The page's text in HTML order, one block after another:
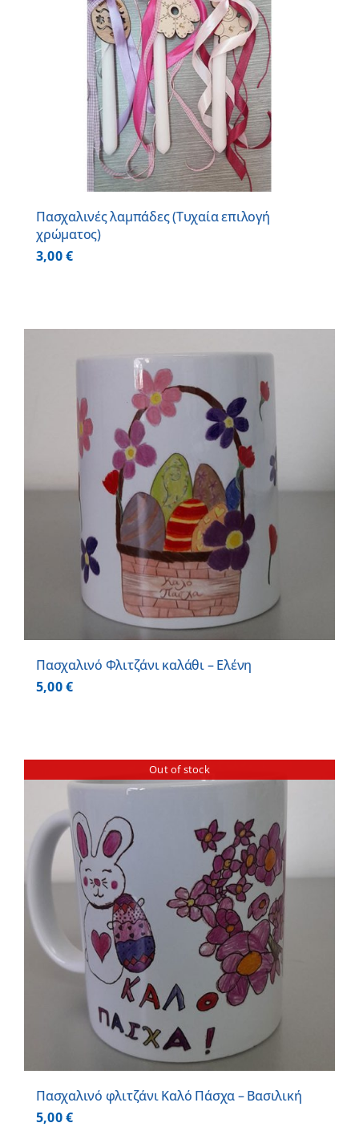
Πασχαλινές λαμπάδες (Τυχαία επιλογή
χρώματος)
3,00€
Πασχαλινό Φλιτζάνι καλάθι – Ελένη
5,00€
Out of stock
Πασχαλινό φλιτζάνι Καλό Πάσχα – Βασιλική
5,00€